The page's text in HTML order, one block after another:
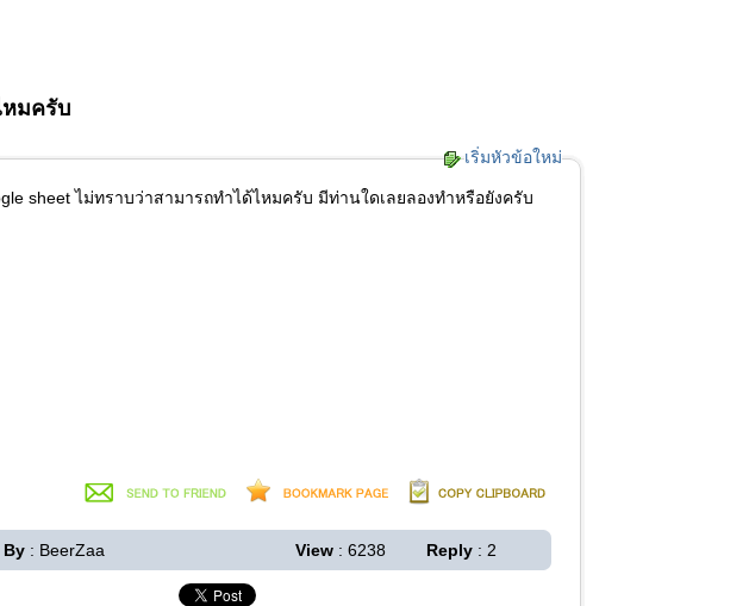
หมครับ
เริ่มหัวข้อใหม่
sheet ไม่ทราบว่าสามารถทำได้ไหมครับ มีท่านใดเลยลองทำหรือยังครับ
By : BeerZaa View : 6238 Reply : 2